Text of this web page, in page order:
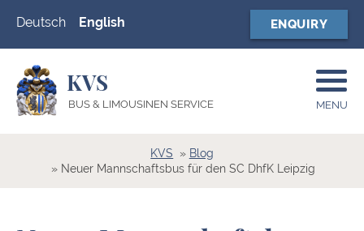
Deutsch English ENQUIRY
KVS
BUS & LIMOUSINEN SERVICE MENU
KVS
Blog
Neuer Mannschaftsbus für den SC DhfK Leipzig